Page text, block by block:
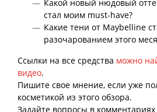
Какой новый нюдовый
стал моим must-have?
Какие тени от Maybelline
разочарованием этого
Ссылки на все средства можно
видео.
Пишите свое мнение, если уже
косметикой из этого обзора.
Задайте вопросы в комментариях